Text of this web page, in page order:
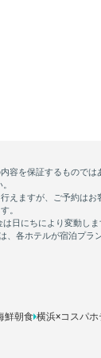
鮮朝食 横浜×コスパホ